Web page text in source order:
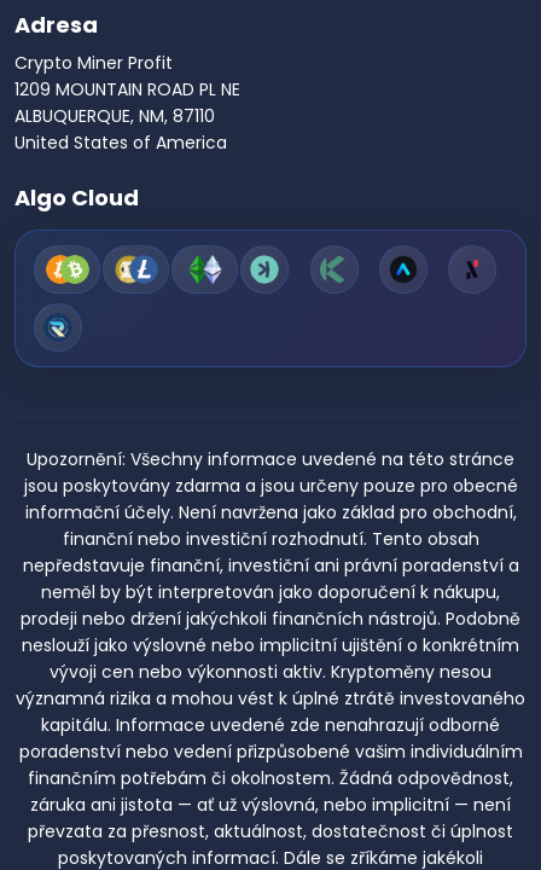
Adresa
Crypto Miner Profit
1209 MOUNTAIN ROAD PL NE
ALBUQUERQUE, NM, 87110
United States of America
Algo Cloud
Upozornění: Všechny informace uvedené na této stránce
jsou poskytovány zdarma a jsou určeny pouze pro obecné
informační účely. Není navržena jako základ pro obchodní,
finanční nebo investiční rozhodnutí. Tento obsah
nepředstavuje finanční, investiční ani právní poradenství a
neměl by být interpretován jako doporučení k nákupu,
prodeji nebo držení jakýchkoli finančních nástrojů. Podobně
neslouží jako výslovné nebo implicitní ujištění o konkrétním
vývoji cen nebo výkonnosti aktiv. Kryptoměny nesou
významná rizika a mohou vést k úplné ztrátě investovaného
kapitálu. Informace uvedené zde nenahrazují odborné
poradenství nebo vedení přizpůsobené vašim individuálním
finančním potřebám či okolnostem. Žádná odpovědnost,
záruka ani jistota — ať už výslovná, nebo implicitní — není
převzata za přesnost, aktuálnost, dostatečnost či úplnost
poskytovaných informací. Dále se zříkáme jakékoli